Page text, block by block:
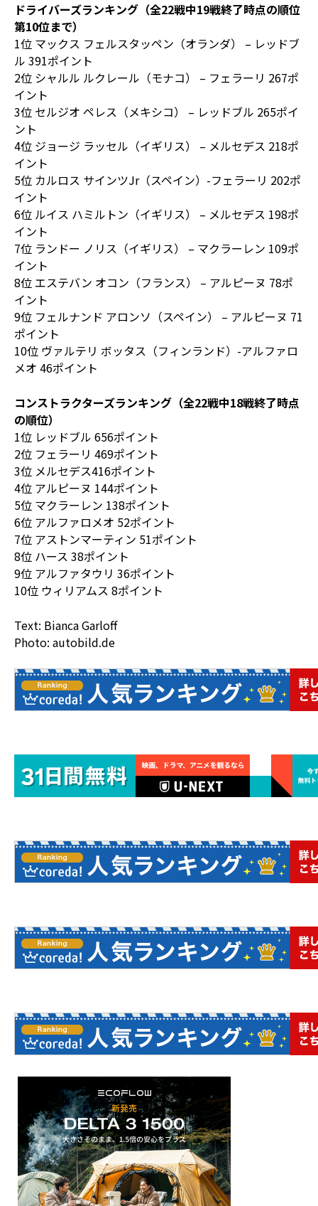
ドライバーズランキング（全22戦中19戦終了時点の順位
第10位まで）
1位 マックス フェルスタッペン（オランダ） – レッドブ
ル 391ポイント
2位 シャルル ルクレール（モナコ） – フェラーリ 267ポ
イント
3位 セルジオ ペレス（メキシコ） – レッドブル 265ポイ
ント
4位 ジョージ ラッセル（イギリス） – メルセデス 218ポ
イント
5位 カルロス サインツJr（スペイン）-フェラーリ 202ポ
イント
6位 ルイス ハミルトン（イギリス） – メルセデス 198ポ
イント
7位 ランドー ノリス（イギリス） – マクラーレン 109ポ
イント
8位 エステバン オコン（フランス） – アルピーヌ 78ポ
イント
9位 フェルナンド アロンソ（スペイン） – アルピーヌ 71
ポイント
10位 ヴァルテリ ボッタス（フィンランド）-アルファロ
メオ 46ポイント
コンストラクターズランキング（全22戦中18戦終了時点
の順位）
1位 レッドブル 656ポイント
2位 フェラーリ 469ポイント
3位 メルセデス416ポイント
4位 アルピーヌ 144ポイント
5位 マクラーレン 138ポイント
6位 アルファロメオ 52ポイント
7位 アストンマーティン 51ポイント
8位 ハース 38ポイント
9位 アルファタウリ 36ポイント
10位 ウィリアムス 8ポイント
Text: Bianca Garloff
Photo: autobild.de